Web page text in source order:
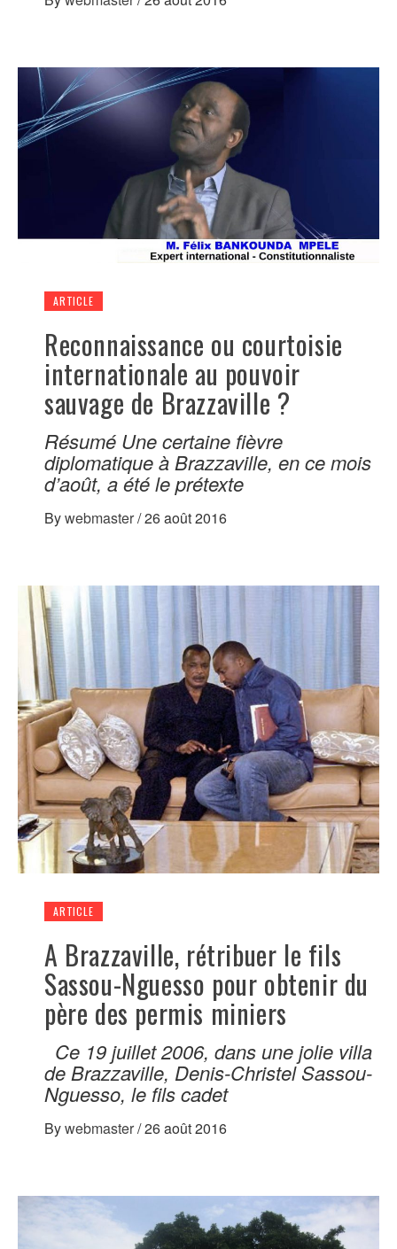
ARTICLE
Reconnaissance ou courtoisie
internationale au pouvoir
sauvage de Brazzaville ?
Résumé Une certaine fièvre
diplomatique à Brazzaville, en ce mois
d’août, a été le prétexte
Bywebmaster/26 août 2016
ARTICLE
A Brazzaville, rétribuer le fils
Sassou-Nguesso pour obtenir du
père des permis miniers
Ce 19 juillet 2006, dans une jolie villa
de Brazzaville, Denis-Christel Sassou-
Nguesso, le fils cadet
Bywebmaster/26 août 2016